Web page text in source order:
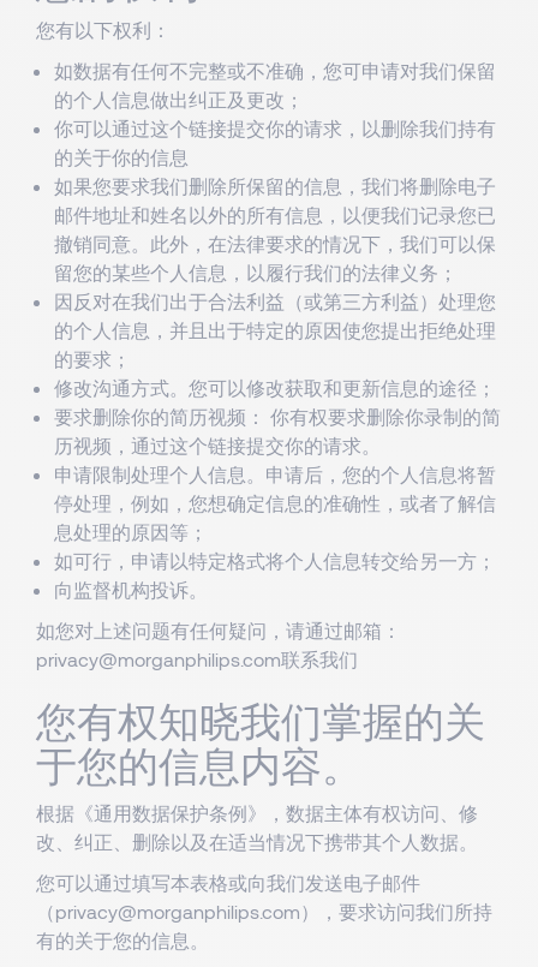
您有以下权利：
如数据有任何不完整或不准确，您可申请对我们保留
的个人信息做出纠正及更改；
你可以通过这个链接提交你的请求，以删除我们持有
的关于你的信息
如果您要求我们删除所保留的信息，我们将删除电子
邮件地址和姓名以外的所有信息，以便我们记录您已
撤销同意。此外，在法律要求的情况下，我们可以保
留您的某些个人信息，以履行我们的法律义务；
因反对在我们出于合法利益（或第三方利益）处理您
的个人信息，并且出于特定的原因使您提出拒绝处理
的要求；
修改沟通方式。您可以修改获取和更新信息的途径 ；
要求删除你的简历视频： 你有权要求删除你录制的简
历视频，通过这个链接提交你的请求。
申请限制处理个人信息。申请后，您的个人信息将暂
停处理，例如，您想确定信息的准确性，或者了解信
息处理的原因等；
如可行，申请以特定格式将个人信息转交给另一方；
向监督机构投诉。
如您对上述问题有任何疑问，请通过邮箱：
privacy@morganphilips.com联系我们
您有权知晓我们掌握的关
于您的信息内容。
根据《通用数据保护条例》，数据主体有权访问、修
改、纠正、删除以及在适当情况下携带其个人数据。
您可以通过填写本表格或向我们发送电子邮件
（privacy@morganphilips.com），要求访问我们所持
有的关于您的信息。